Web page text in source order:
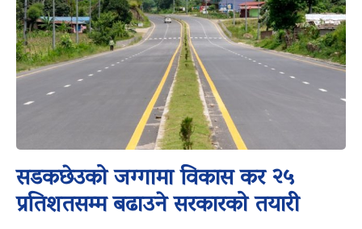
सडकछेउको जग्गामा विकास कर २५
प्रतिशतसम्म बढाउने सरकारको तयारी